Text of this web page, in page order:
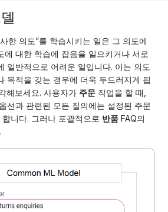
한 의도”를 학습시키는 일은 그 의도에
에 대한 학습에 잡음을 일으키거나 서로
일반적으로 어려운 일입니다. 이는 의도
목적을 갖는 경우에 더욱 두드러지게 됩
해보세요. 사용자가 주문작업을 할 때,
션과 관련된 모든 질의에는 설정된 주문
니다. 그러나 포괄적으로 반품FAQ의